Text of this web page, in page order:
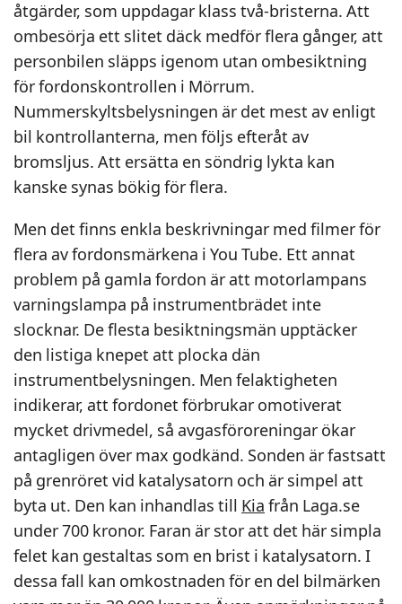
åtgärder, som uppdagar klass två-bristerna. Att
ombesörja ett slitet däck medför flera gånger, att
personbilen släpps igenom utan ombesiktning
för fordonskontrollen i Mörrum.
Nummerskyltsbelysningen är det mest av enligt
bil kontrollanterna, men följs efteråt av
bromsljus. Att ersätta en söndrig lykta kan
kanske synas bökig för flera.
Men det finns enkla beskrivningar med filmer för
flera av fordonsmärkena i You Tube. Ett annat
problem på gamla fordon är att motorlampans
varningslampa på instrumentbrädet inte
slocknar. De flesta besiktningsmän upptäcker
den listiga knepet att plocka dän
instrumentbelysningen. Men felaktigheten
indikerar, att fordonet förbrukar omotiverat
mycket drivmedel, så avgasföroreningar ökar
antagligen över max godkänd. Sonden är fastsatt
på grenröret vid katalysatorn och är simpel att
byta ut. Den kan inhandlas till Kia från Laga.se
under 700 kronor. Faran är stor att det här simpla
felet kan gestaltas som en brist i katalysatorn. I
dessa fall kan omkostnaden för en del bilmärken